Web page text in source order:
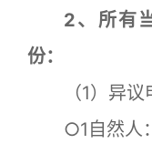
2、所有当
份：
（1）异议
○1自然人：